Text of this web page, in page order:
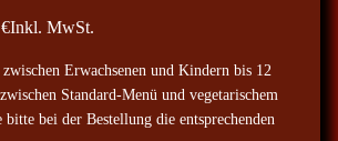
€P
e
Inkl. MwSt.
Erwachsenen und Kindern bis 12
Standard-Menü und vegetarischem
bei der Bestellung die entsprechenden